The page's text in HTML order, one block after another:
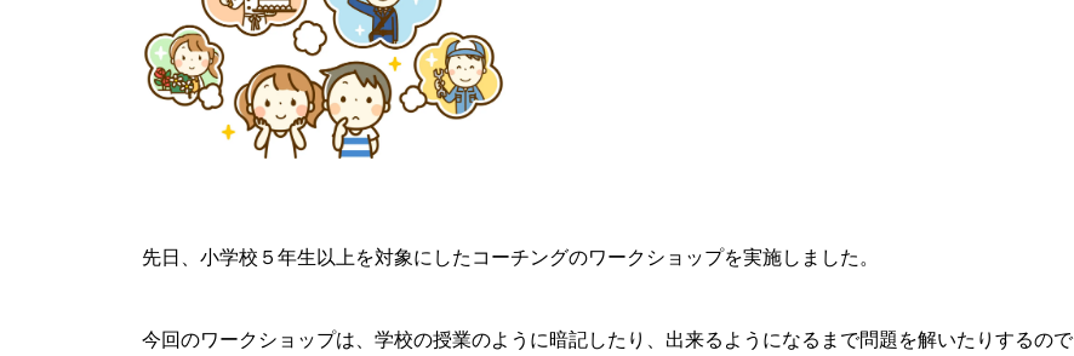
先日、小学校５年生以上を対象にしたコーチングのワークショップを実施しました。
今回のワークショップは、学校の授業のように暗記したり、出来るようになるまで問題を解いたりするので